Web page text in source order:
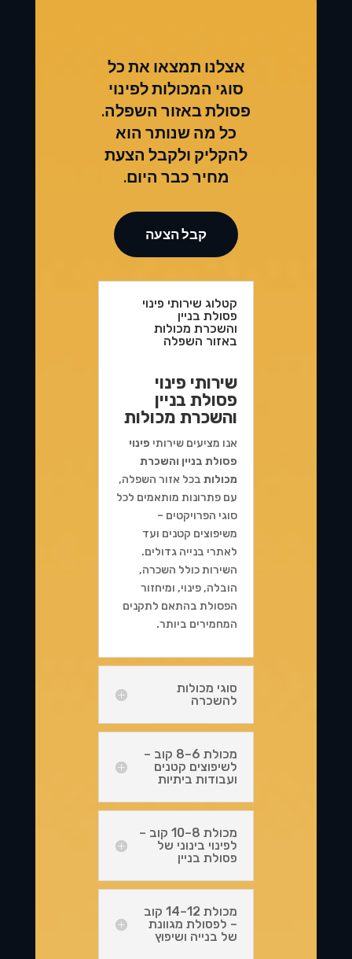
אצלנו תמצאו את כל
סוגי המכולות לפינוי
פסולת באזור השפלה.
כל מה שנותר הוא
להקליק ולקבל הצעת
מחיר כבר היום.
קבל הצעה
קטלוג שירותי פינוי
פסולת בניין
והשכרת מכולות
באזור השפלה
שירותי פינוי
פסולת בניין
והשכרת מכולות
אנו מציעים שירותי פינוי
פסולת בניין והשכרת
מכולותבכל אזור השפלה,
עם פתרונות מותאמים לכל
סוגי הפרויקטים –
משיפוצים קטנים ועד
לאתרי בנייה גדולים.
השירות כולל השכרה,
הובלה, פינוי, ומיחזור
הפסולת בהתאם לתקנים
המחמירים ביותר.
סוגי מכולות
להשכרה
מכולת 6–8 קוב –
לשיפוצים קטנים
ועבודות ביתיות
מכולת 8–10 קוב –
לפינוי בינוני של
פסולת בניין
מכולת 12–14 קוב
– לפסולת מגוונת
של בנייה ושיפוץ